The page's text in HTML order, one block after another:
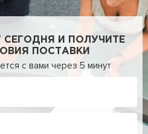
СЕГОДНЯ И ПОЛУЧИТЕ
ПОСТАВКИ
с вами через 5 минут